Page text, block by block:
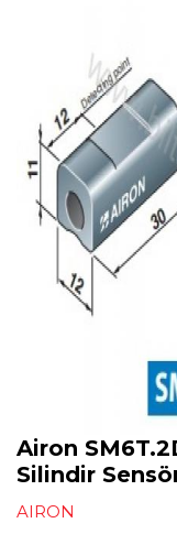
Airon
Silindir
AIRON